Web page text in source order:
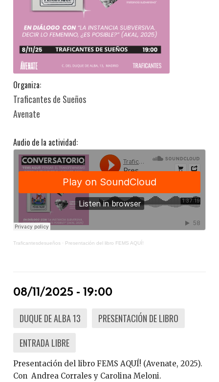
Organiza:
Traficantes de Sueños
Avenate
Audio de la actividad:
Traficantesdesueños· Presentación del libro FEMS AQUÍ!
08/11/2025 - 19:00
DUQUE DE ALBA 13
PRESENTACIÓN DE LIBRO
ENTRADA LIBRE
Presentación del libro FEMS AQUÍ! (Avenate, 2025).
Con Andrea Corrales y Carolina Meloni.